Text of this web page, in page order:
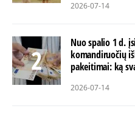
2026-07-14
Nuo spalio 1 d.
komandiruočių
pakeitimai: ką
2026-07-14